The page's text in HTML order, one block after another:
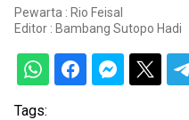
Pewarta : Rio Feisal
Editor : Bambang Sutopo Hadi
Tags: